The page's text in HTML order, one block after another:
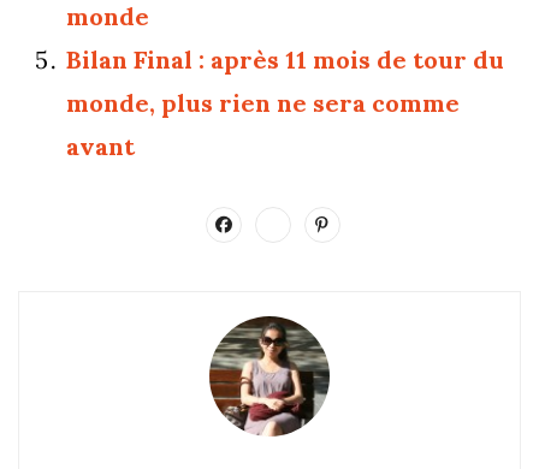
monde
Bilan Final : après 11 mois de tour du
monde, plus rien ne sera comme
avant